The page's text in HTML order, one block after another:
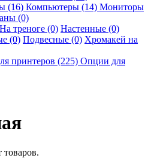
(16) Компьютеры (14) Мониторы
(0)
На треноге (0) Настенные (0)
(0) Подвесные (0) Хромакей на
принтеров (225) Опции для
товаров.